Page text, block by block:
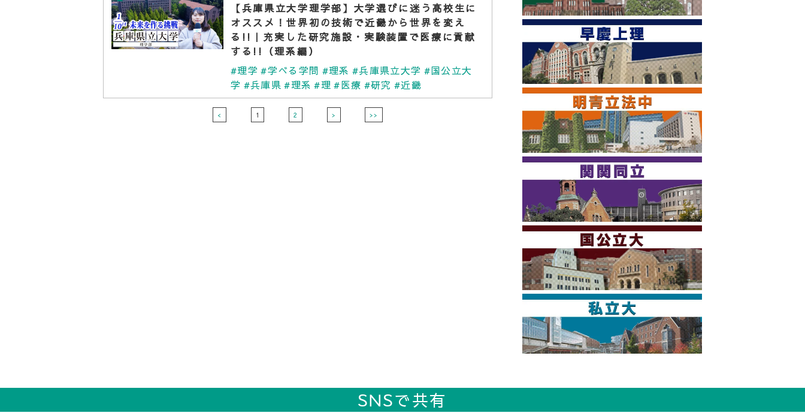
【兵庫県立大学理学部】大学選びに迷う高校生に
オススメ！世界初の技術で近畿から世界を変え
る!!｜充実した研究施設・実験装置で医療に貢献
する!!（理系編）
#理学 #学べる学問 #理系 #兵庫県立大学 #国公立大
学 #兵庫県 #理系 #理 #医療 #研究 #近畿
< 1 2 > >>
SNSで共有